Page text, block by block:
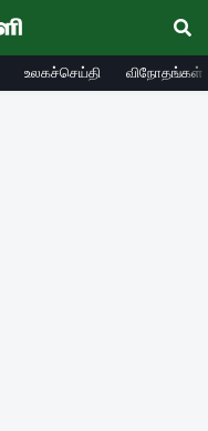
உலகச்செய்தி விநோதங்கள்